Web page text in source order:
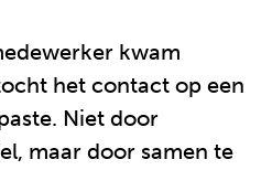
kwam
het contact op een
Niet door
maar door samen te